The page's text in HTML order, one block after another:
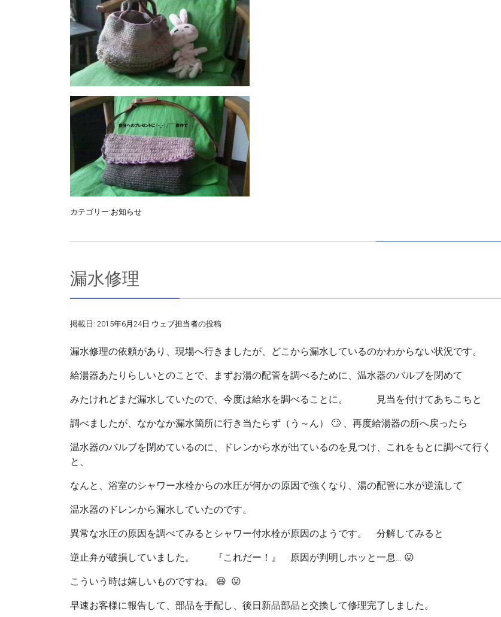
カテゴリー:お知らせ
漏水修理
掲載日: 2015年6月24日 ウェブ担当者の投稿
漏水修理の依頼があり、現場へ行きましたが、どこから漏水しているのかわからない状況です。
給湯器あたりらしいとのことで、まずお湯の配管を調べるために、温水器のバルブを閉めて
みたけれどまだ漏水していたので、今度は給水を調べることに。 見当を付けてあちこちと
調べましたが、なかなか漏水箇所に行き当たらず（う～ん） 🙄 、再度給湯器の所へ戻ったら
温水器のバルブを閉めているのに、ドレンから水が出ているのを見つけ、これをもとに調べて行く
と、
なんと、浴室のシャワー水栓からの水圧が何かの原因で強くなり、湯の配管に水が逆流して
温水器のドレンから漏水していたのです。
異常な水圧の原因を調べてみるとシャワー付水栓が原因のようです。 分解してみると
逆止弁が破損していました。
『これだー！』 原因が判明しホッと一息… 😛
こういう時は嬉しいものですね。 😆 😛
早速お客様に報告して、部品を手配し、後日新品部品と交換して修理完了しました。